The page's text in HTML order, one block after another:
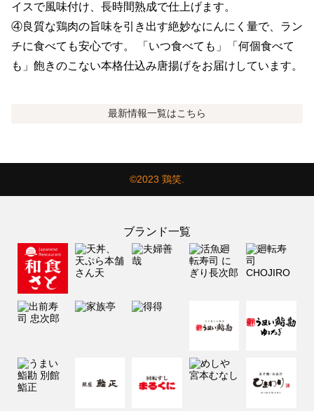
イスで風味付け、長時間熟成で仕上げます。
④良質な鶏肉の旨味を引き出す絶妙なにんにく量で、ラン
チに食べても安心です。 「いつ食べても」「何個食べて
も」飽きのこない本格仕込み唐揚げをお届けしています。
最新情報一覧はこちら
©2023 鶏笑.
ブランド一覧